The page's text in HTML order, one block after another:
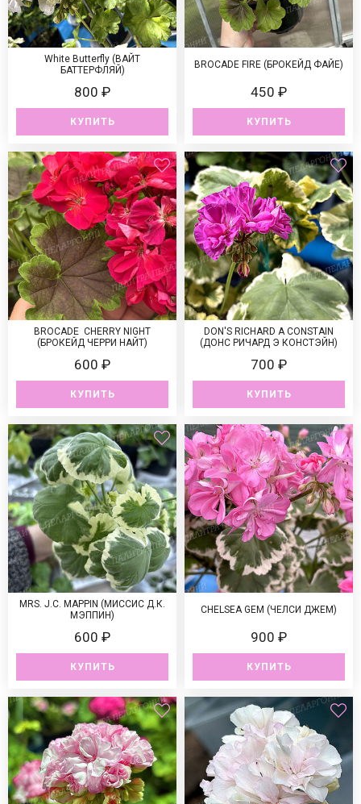
White Butterfly (ВАЙТ
БАТТЕРФЛЯЙ)
800 ₽
КУПИТЬ
BROCADE FIRE (БРОКЕЙД ФАЙЕ)
450 ₽
КУПИТЬ
BROCADE CHERRY NIGHT
(БРОКЕЙД ЧЕРРИ НАЙТ)
600 ₽
КУПИТЬ
DON'S RICHARD A CONSTAIN
(ДОНС РИЧАРД Э КОНСТЭЙН)
700 ₽
КУПИТЬ
MRS. J.C. MAPPIN (МИССИС Д.К.
МЭППИН)
600 ₽
КУПИТЬ
CHELSEA GEM (ЧЕЛСИ ДЖЕМ)
900 ₽
КУПИТЬ